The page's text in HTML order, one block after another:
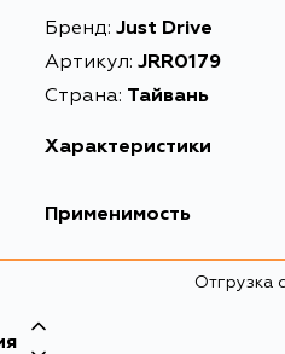
Бренд: Just Drive
Артикул:JRR0179
Страна: Тайвань
Характеристики
Описание
Применимость
Отгрузка